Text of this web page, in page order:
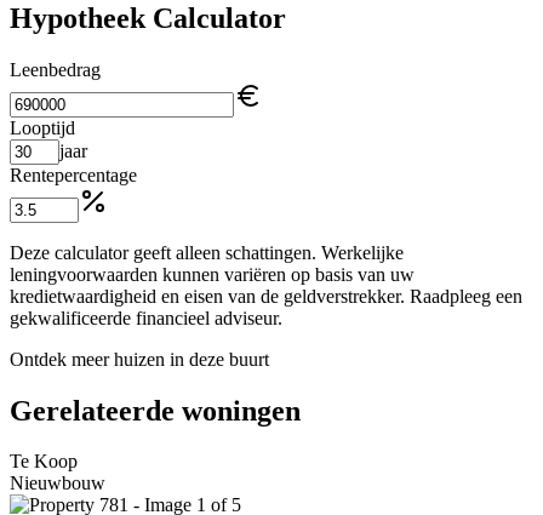
Hypotheek Calculator
Leenbedrag
Looptijd
jaar
Rentepercentage
Deze calculator geeft alleen schattingen. Werkelijke
leningvoorwaarden kunnen variëren op basis van uw
kredietwaardigheid en eisen van de geldverstrekker. Raadpleeg een
gekwalificeerde financieel adviseur.
Ontdek meer huizen in deze buurt
Gerelateerde woningen
Te Koop
Nieuwbouw